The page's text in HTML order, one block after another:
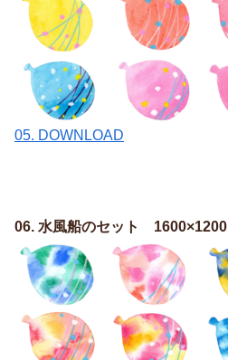
05. DOWNLOAD
06. 水風船のセット 1600×1200